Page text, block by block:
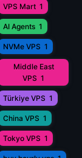
VPS Mart 1
AI Agents 1
NVMe VPS 1
Middle East
VPS 1
Türkiye VPS 1
China VPS 1
Tokyo VPS 1